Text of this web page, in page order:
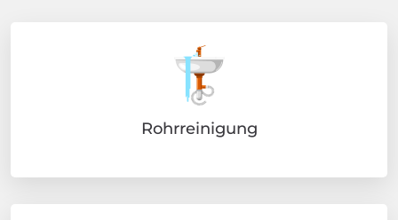
Rohrreinigung